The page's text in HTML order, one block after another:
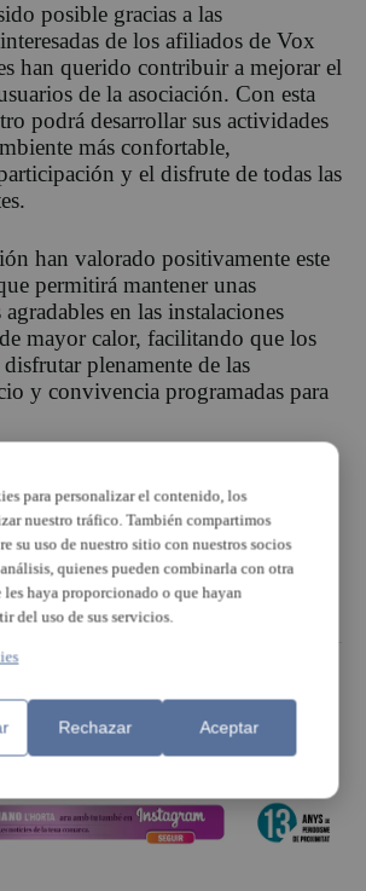
posible gracias a las
de los afiliados de Vox
han querido contribuir a mejorar el
de la asociación. Con esta
podrá desarrollar sus actividades
más confortable,
y el disfrute de todas las
han valorado positivamente este
permitirá mantener unas
en las instalaciones
mayor calor, facilitando que los
plenamente de las
y convivencia programadas para
esta, se pone de manifiesto la
entre entidades y
la calidad de vida de las
y de las personas a las que
para personalizar el contenido, los
nuestro tráfico. También compartimos
su uso de nuestro sitio con nuestros socios
quienes pueden combinarla con otra
haya proporcionado o que hayan
del uso de sus servicios.
Rechazar Aceptar